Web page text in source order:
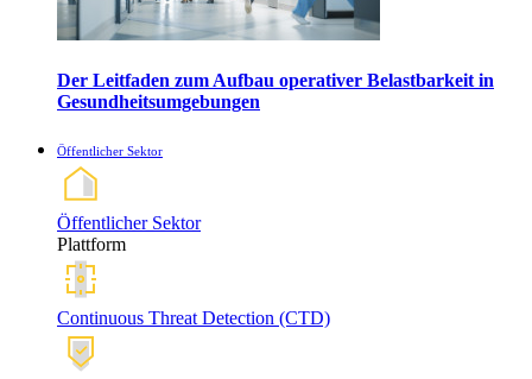
Der Leitfaden zum Aufbau operativer Belastbarkeit in
Gesundheitsumgebungen
Öffentlicher Sektor
Öffentlicher Sektor
Plattform
Continuous Threat Detection (CTD)